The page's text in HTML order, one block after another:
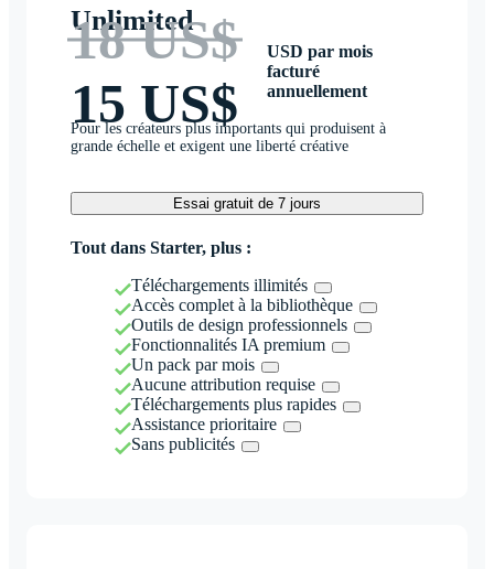
Unlimited
18 US$
15 US$
USD par mois
facturé
annuellement
Pour les créateurs plus importants qui produisent à
grande échelle et exigent une liberté créative
Essai gratuit de 7 jours
Tout dans Starter, plus :
Téléchargements illimités
Accès complet à la bibliothèque
Outils de design professionnels
Fonctionnalités IA premium
Un pack par mois
Aucune attribution requise
Téléchargements plus rapides
Assistance prioritaire
Sans publicités